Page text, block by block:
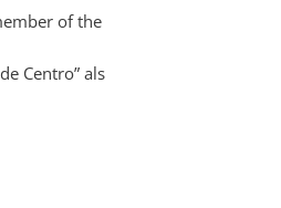
of the
Centro” als